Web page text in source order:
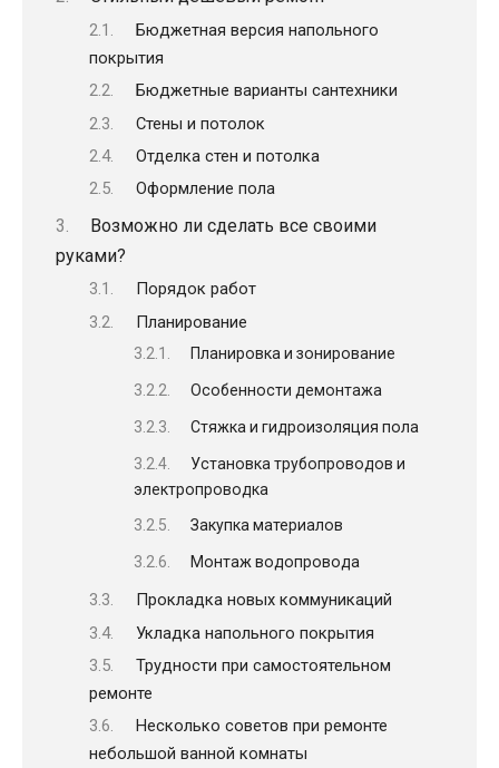
Бюджетная версия напольного
покрытия
Бюджетные варианты сантехники
Стены и потолок
Отделка стен и потолка
Оформление пола
Возможно ли сделать все своими
руками?
Порядок работ
Планирование
Планировка и зонирование
Особенности демонтажа
Стяжка и гидроизоляция пола
Установка трубопроводов и
электропроводка
Закупка материалов
Монтаж водопровода
Прокладка новых коммуникаций
Укладка напольного покрытия
Трудности при самостоятельном
ремонте
Несколько советов при ремонте
небольшой ванной комнаты